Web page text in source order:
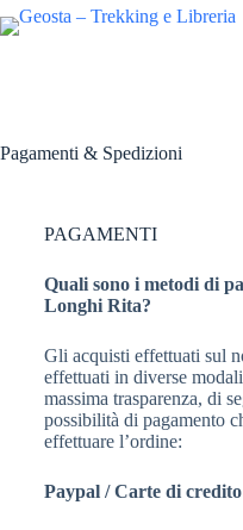
Pagamenti & Spedizioni
PAGAMENTI
Quali sono i metodi di
Longhi Rita?
Gli acquisti effettuati sul
effettuati in diverse
massima trasparenza, di
possibilità di pagamento
effettuare l’ordine:
Paypal / Carte di